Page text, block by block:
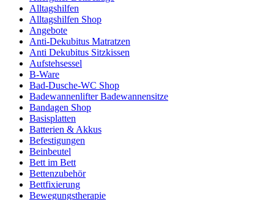
Alltagshilfen
Alltagshilfen Shop
Angebote
Anti-Dekubitus Matratzen
Anti Dekubitus Sitzkissen
Aufstehsessel
B-Ware
Bad-Dusche-WC Shop
Badewannenlifter Badewannensitze
Bandagen Shop
Basisplatten
Batterien & Akkus
Befestigungen
Beinbeutel
Bett im Bett
Bettenzubehör
Bettfixierung
Bewegungstherapie